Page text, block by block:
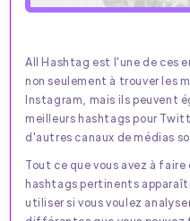
All Hashtag est l'une de ces
non seulement à trouver les
Instagram, mais ils peuvent
meilleurs hashtags pour
d'autres canaux de médias
Tout ce que vous avez à
hashtags pertinents
utiliser si vous voulez